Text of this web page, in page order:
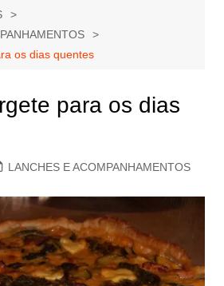
os dias quentes
para os dias
LANCHES E ACOMPANHAMENTOS